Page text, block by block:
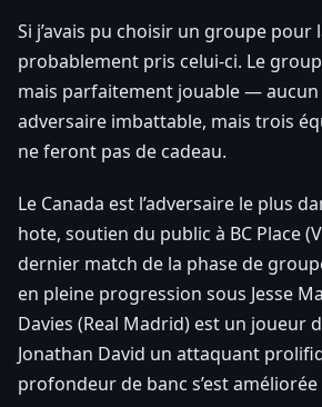
Si j’avais pu choisir un groupe pour
probablement pris celui-ci. Le
mais parfaitement jouable — aucun
adversaire imbattable, mais trois
ne feront pas de cadeau.
Le Canada est l’adversaire le plus
hote, soutien du public à BC Place
dernier match de la phase de
en pleine progression sous Jesse
Davies (Real Madrid) est un joueur
Jonathan David un attaquant
profondeur de banc s’est améliorée